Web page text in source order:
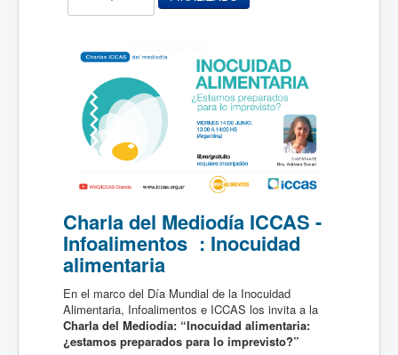
Charla del Mediodía ICCAS -
Infoalimentos : Inocuidad
alimentaria
En el marco del Día Mundial de la Inocuidad
Alimentaria, Infoalimentos e ICCAS los invita a la
Charla del Mediodía: “Inocuidad alimentaria:
¿estamos preparados para lo imprevisto?”